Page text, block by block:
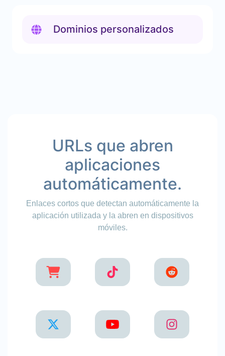
Dominios personalizados
URLs que abren
aplicaciones
automáticamente.
Enlaces cortos que detectan automáticamente la
aplicación utilizada y la abren en dispositivos
móviles.